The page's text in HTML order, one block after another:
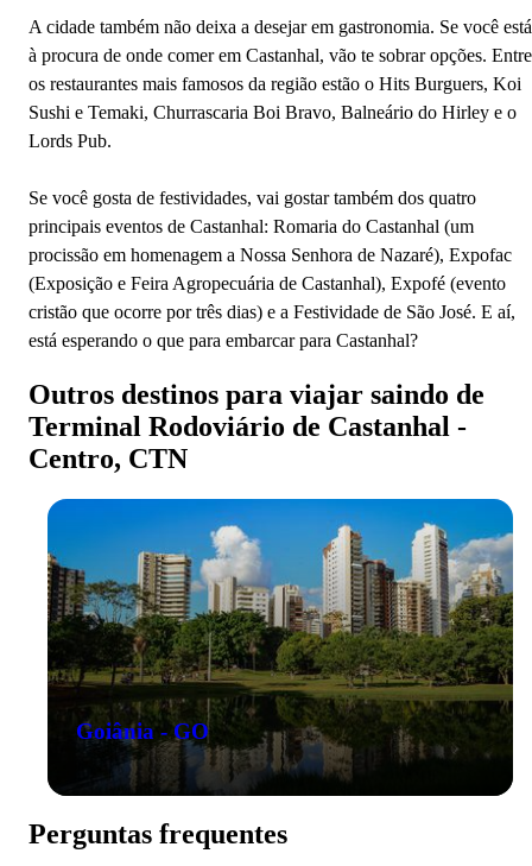
A cidade também não deixa a desejar em gastronomia. Se você está
à procura de onde comer em Castanhal, vão te sobrar opções. Entre
os restaurantes mais famosos da região estão o Hits Burguers, Koi
Sushi e Temaki, Churrascaria Boi Bravo, Balneário do Hirley e o
Lords Pub.
Se você gosta de festividades, vai gostar também dos quatro
principais eventos de Castanhal: Romaria do Castanhal (um
procissão em homenagem a Nossa Senhora de Nazaré), Expofac
(Exposição e Feira Agropecuária de Castanhal), Expofé (evento
cristão que ocorre por três dias) e a Festividade de São José. E aí,
está esperando o que para embarcar para Castanhal?
Outros destinos para viajar saindo de
Terminal Rodoviário de Castanhal -
Centro, CTN
Goiânia - GO
Perguntas frequentes